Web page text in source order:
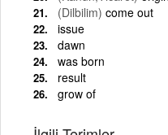
(Dilbilim) come out
issue
dawn
was born
result
grow of